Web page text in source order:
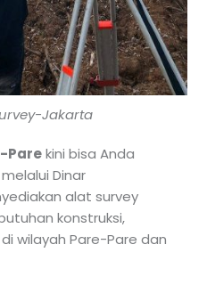
Jakarta
Parekini bisa Anda
Dinar
alat survey
konstruksi,
wilayah Pare-Pare dan